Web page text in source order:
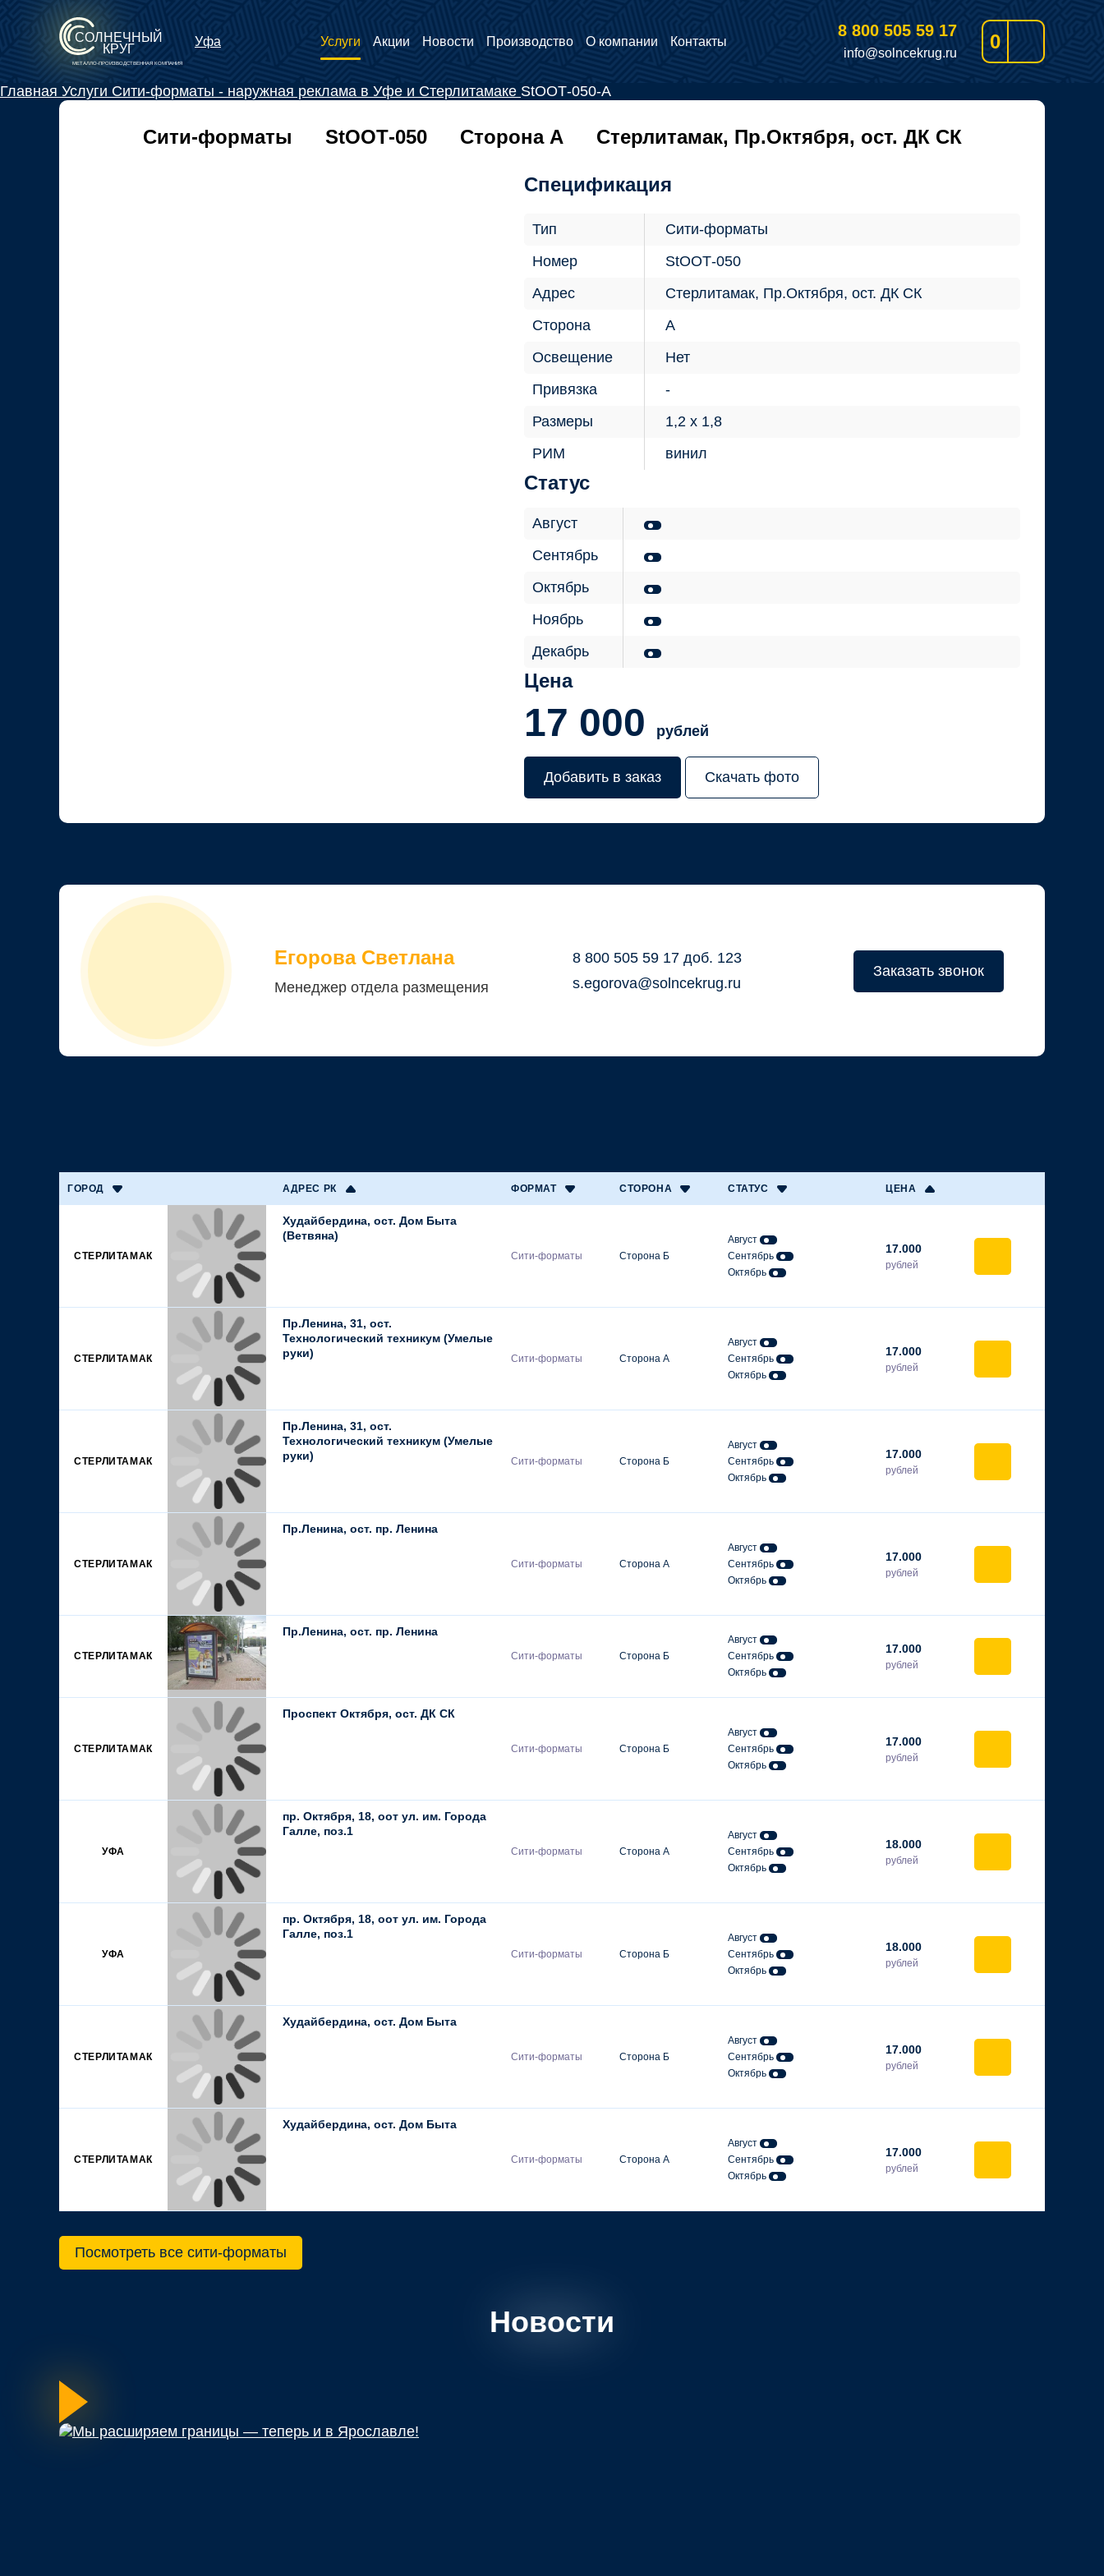
СОЛНЕЧНЫЙ
КРУГ
МЕТАЛЛО-ПРОИЗВОДСТВЕННАЯ КОМПАНИЯ
Уфа Услуги Акции Новости Производство О компании Контакты
8 800 505 59 17
info@solncekrug.ru
0
Главная Услуги Сити-форматы - наружная реклама в Уфе и Стерлитамаке StООТ-050-А
Сити-форматы StООТ-050 Сторона А Стерлитамак, Пр.Октября, ост. ДК СК
Спецификация
Тип
Сити-форматы
Номер
StООТ-050
Адрес
Стерлитамак, Пр.Октября, ост. ДК СК
Сторона
А
Освещение
Нет
Привязка
Размеры
1,2 х 1,8
РИМ
винил
Статус
Август
Сентябрь
Октябрь
Ноябрь
Декабрь
Цена
17 000 рублей
Добавить в заказ Скачать фото
Егорова Светлана
Менеджер отдела размещения
8 800 505 59 17 доб. 123
s.egorova@solncekrug.ru
Заказать звонок
ГОРОД АДРЕС РК ФОРМАТ СТОРОНА СТАТУС ЦЕНА
СТЕРЛИТАМАК
Худайбердина, ост. Дом Быта
(Ветвяна)
Сити-форматы Сторона Б
Август
Сентябрь
Октябрь
17.000
рублей
СТЕРЛИТАМАК
Пр.Ленина, 31, ост.
Технологический техникум (Умелые
руки)
Сити-форматы Сторона А
Август
Сентябрь
Октябрь
17.000
рублей
СТЕРЛИТАМАК
Пр.Ленина, 31, ост.
Технологический техникум (Умелые
руки)
Сити-форматы Сторона Б
Август
Сентябрь
Октябрь
17.000
рублей
СТЕРЛИТАМАК
Пр.Ленина, ост. пр. Ленина
Сити-форматы Сторона А
Август
Сентябрь
Октябрь
17.000
рублей
СТЕРЛИТАМАК
Пр.Ленина, ост. пр. Ленина
Сити-форматы Сторона Б
Август
Сентябрь
Октябрь
17.000
рублей
СТЕРЛИТАМАК
Проспект Октября, ост. ДК СК
Сити-форматы Сторона Б
Август
Сентябрь
Октябрь
17.000
рублей
УФА
пр. Октября, 18, оот ул. им. Города
Галле, поз.1
Сити-форматы Сторона А
Август
Сентябрь
Октябрь
18.000
рублей
УФА
пр. Октября, 18, оот ул. им. Города
Галле, поз.1
Сити-форматы Сторона Б
Август
Сентябрь
Октябрь
18.000
рублей
СТЕРЛИТАМАК
Худайбердина, ост. Дом Быта
Сити-форматы Сторона Б
Август
Сентябрь
Октябрь
17.000
рублей
СТЕРЛИТАМАК
Худайбердина, ост. Дом Быта
Сити-форматы Сторона А
Август
Сентябрь
Октябрь
17.000
рублей
Посмотреть все сити-форматы
Новости